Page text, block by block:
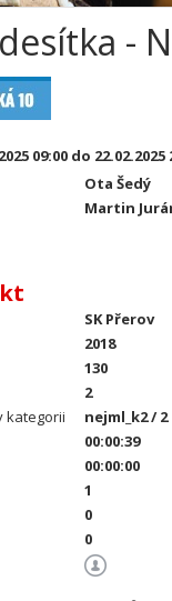
-
09:00 do 22.02.2025
Ota Šedý
Martin
SK Přerov
2018
130
2
kategorii
nejml_k2 / 2
00:00:39
00:00:00
1
0
0